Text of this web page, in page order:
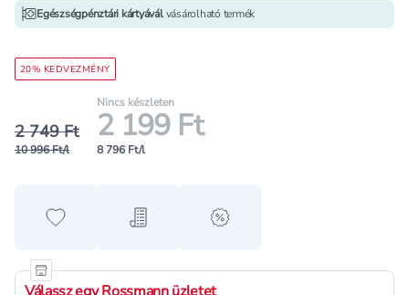
Egészségpénztári kártyáválvásárolható termék
20% KEDVEZMÉNY
2 749 Ft
10 996 Ft/l
Nincs készleten
2 199 Ft
8 796 Ft/l
Hozzáadás a kedvencekhez
Hozzáadás a bevásárló listához
alert when on sale